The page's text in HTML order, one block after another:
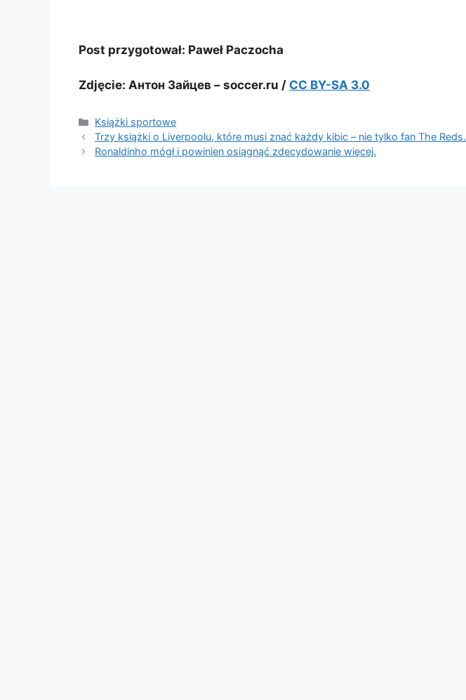
Post przygotował: Paweł Paczocha
Zdjęcie: Антон Зайцев – soccer.ru / CC BY-SA 3.0
Kategorie
Książki sportowe
Trzy książki o Liverpoolu, które musi znać każdy kibic – nie tylko fan The Reds.
Ronaldinho mógł i powinien osiągnąć zdecydowanie więcej.